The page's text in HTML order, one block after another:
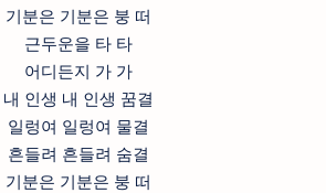
기분은 기분은 붕 떠
근두운을 타 타
어디든지 가 가
내 인생 내 인생 꿈결
일렁여 일렁여 물결
흔들려 흔들려 숨결
기분은 기분은 붕 떠